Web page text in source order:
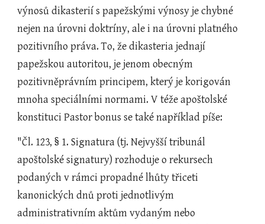
výnosů dikasterií s papežskými výnosy je chybné
nejen na úrovni doktríny, ale i na úrovni platného
pozitivního práva. To, že dikasteria jednají
papežskou autoritou, je jenom obecným
pozitivněprávním principem, který je korigován
mnoha speciálními normami. V téže apoštolské
konstituci Pastor bonus se také například píše:
"Čl. 123, § 1. Signatura (tj. Nejvyšší tribunál
apoštolské signatury) rozhoduje o rekursech
podaných v rámci propadné lhůty třiceti
kanonických dnů proti jednotlivým
administrativním aktům vydaným nebo